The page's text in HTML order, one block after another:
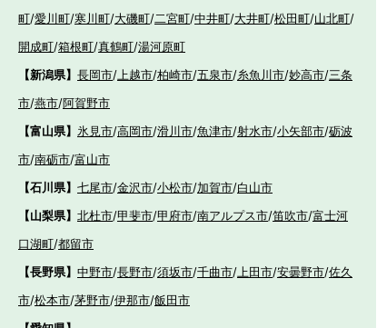
町/愛川町/寒川町/大磯町/二宮町/中井町/大井町/松田町/山北町/
開成町/箱根町/真鶴町/湯河原町
【新潟県】 長岡市/ 上越市/柏崎市/五泉市/糸魚川市/妙高市/三条
市/燕市/阿賀野市
【富山県】 氷見市/高岡市/滑川市/魚津市/射水市/小矢部市/砺波
市/南砺市/富山市
【石川県】 七尾市/金沢市/小松市/加賀市/白山市
【山梨県】 北杜市/甲斐市/甲府市/南アルプス市/笛吹市/富士河
口湖町/都留市
【長野県】 中野市/長野市/須坂市/千曲市/ 上田市/安曇野市/佐久
市/松本市/茅野市/伊那市/飯田市